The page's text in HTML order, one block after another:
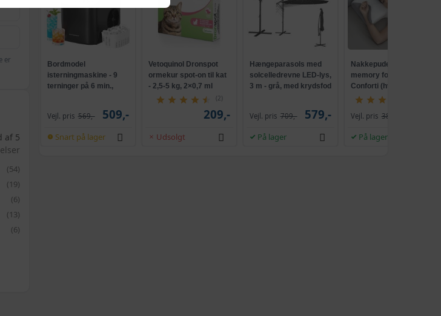
er
af 5
(54)
(19)
(6)
(13)
(6)
Bordmodel
isterningmaskine - 9
terninger på 6 min.,
Vejl. pris 569,- 509,-
Snart på lager
Vetoquinol Dronspot
ormekur spot-on til kat
- 2,5-5 kg, 2×0,7 ml
(2)
209,-
Udsolgt
Hængeparasols med
solcelledrevne LED-lys,
3 m - grå, med krydsfod
Vejl. pris 709,- 579,-
På lager
Nakkepude med
memory foam -
Conforti (hvid/grå)
Vejl. pris 386,-
På lager